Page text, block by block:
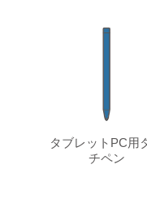
タブレットPC用
チペン